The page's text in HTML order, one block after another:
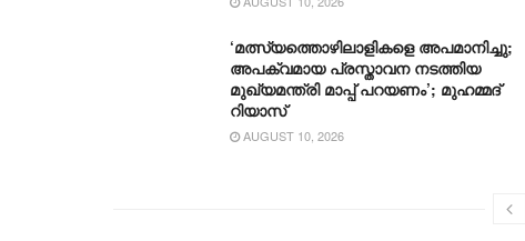
‘മത്സ്യത്തൊഴിലാളികളെ അപമാനിച്ചു;
അപക്വമായ പ്രസ്താവന നടത്തിയ
മുഖ്യമന്ത്രി മാപ്പ് പറയണം’; മുഹമ്മദ്
റിയാസ്
AUGUST 10, 2026